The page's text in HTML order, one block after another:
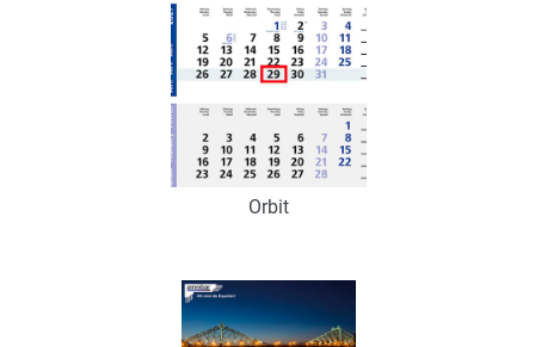
Orbit
Art.-Nr.: K53062
Verfügbar